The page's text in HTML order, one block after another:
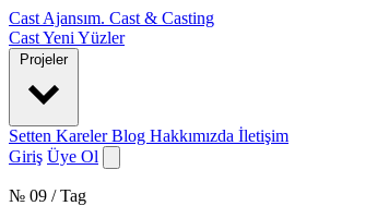
Cast Ajansım. Cast & Casting
CastYeni Yüzler
Projeler
Setten KarelerBlog Hakkımızda İletişim
Giriş Üye Ol
№ 09 / Tag